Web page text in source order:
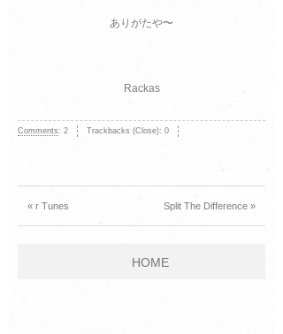
ありがたや〜
Rackas
Comments: 2 Trackbacks (Close): 0
« r Tunes Split The Difference »
HOME